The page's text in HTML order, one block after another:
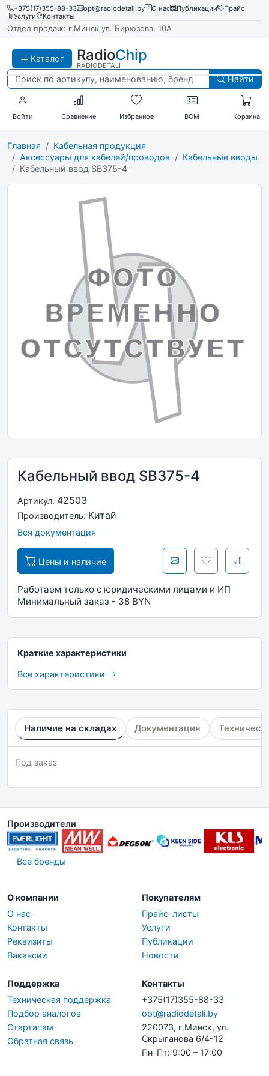
+375(17)355-88-33 opt@radiodetali.by О нас Публикации
Прайс
Услуги
Контакты
Отдел продаж: г.Минск ул. Бирюзова, 10А
Каталог RadioChip
RADIODETALI
Найти
Войти Сравнение Избранное BOM Корзина
Главная
Кабельная продукция
Аксессуары для кабелей/проводов
Кабельные вводы
Кабельный ввод SB375-4
Кабельный ввод SB375-4
Артикул: 42503
Производитель: Китай
Вся документация
Цены и наличие
Работаем только с юридическими лицами и ИП
Минимальный заказ - 38 BYN
Краткие характеристики
Все характеристики
Наличие на складах Документация
Под заказ
Производители
Все бренды
О компании
О нас
Контакты
Реквизиты
Вакансии
Покупателям
Прайс-листы
Услуги
Публикации
Новости
Поддержка
Техническая поддержка
Подбор аналогов
Стартапам
Обратная связь
Контакты
+375(17)355-88-33
opt@radiodetali.by
220073, г.Минск, ул.
Скрыганова 6/4-12
Пн-Пт: 9:00 – 17:00